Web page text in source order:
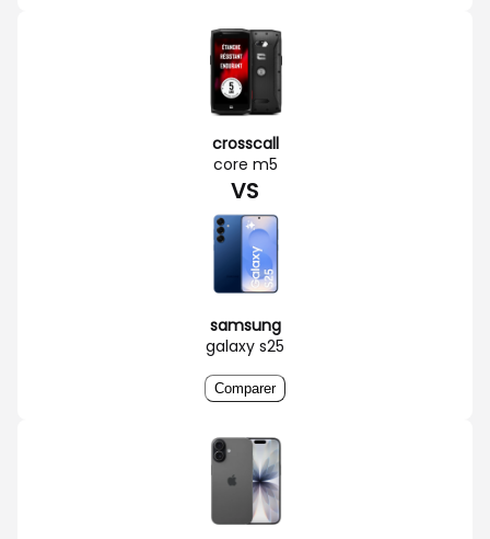
crosscall
core m5
VS
samsung
galaxy s25
Comparer